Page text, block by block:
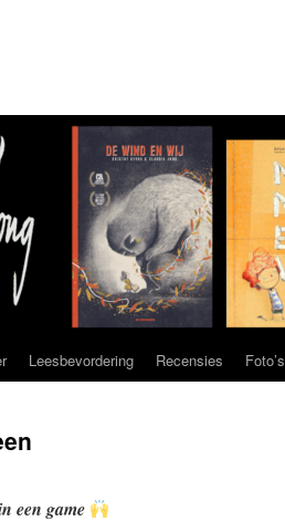
Leesbevordering Recensies Foto’s
een game